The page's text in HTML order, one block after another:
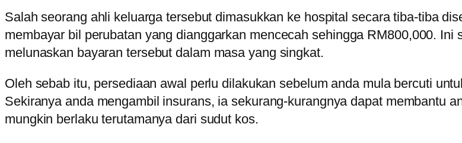
Salah seorang ahli keluarga tersebut dimasukkan ke hospital secara tiba-tiba
membayar bil perubatan yang dianggarkan mencecah sehingga RM800,000.
melunaskan bayaran tersebut dalam masa yang singkat.
Oleh sebab itu, persediaan awal perlu dilakukan sebelum anda mula bercuti
Sekiranya anda mengambil insurans, ia sekurang-kurangnya dapat membantu
mungkin berlaku terutamanya dari sudut kos.